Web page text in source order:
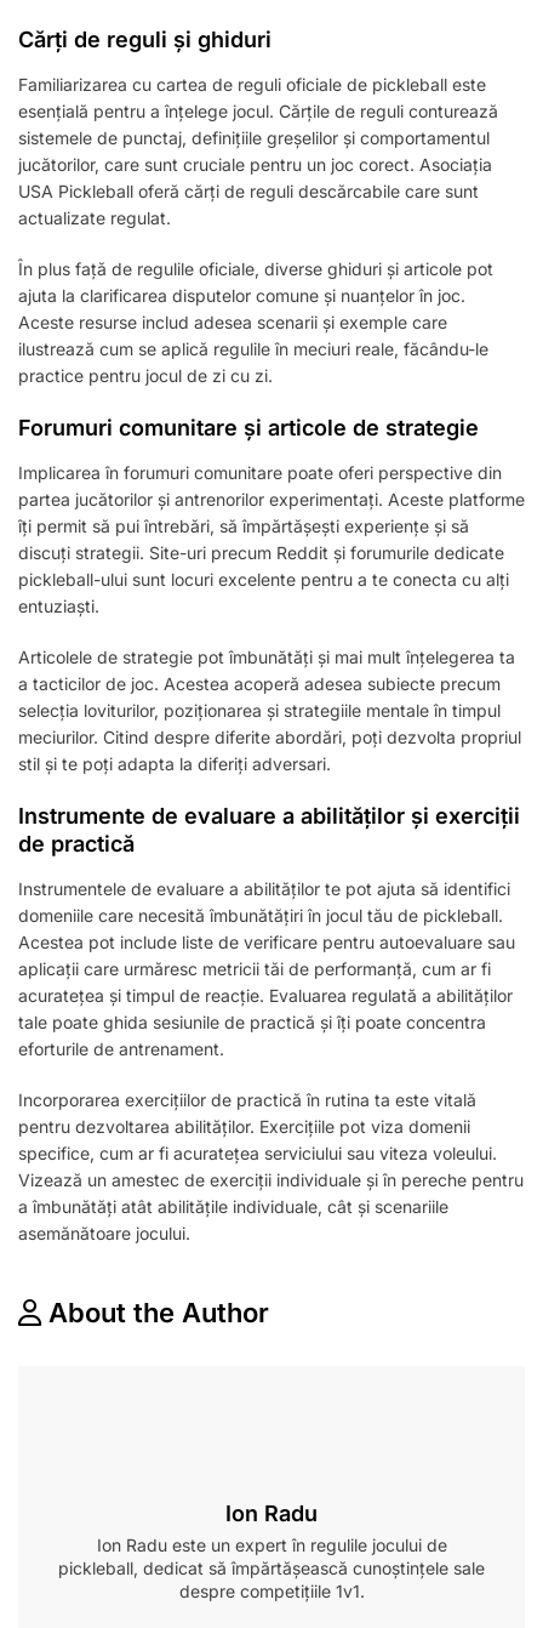
Cărți de reguli și ghiduri
Familiarizarea cu cartea de reguli oficiale de pickleball este
esențială pentru a înțelege jocul. Cărțile de reguli conturează
sistemele de punctaj, definițiile greșelilor și comportamentul
jucătorilor, care sunt cruciale pentru un joc corect. Asociația
USA Pickleball oferă cărți de reguli descărcabile care sunt
actualizate regulat.
În plus față de regulile oficiale, diverse ghiduri și articole pot
ajuta la clarificarea disputelor comune și nuanțelor în joc.
Aceste resurse includ adesea scenarii și exemple care
ilustrează cum se aplică regulile în meciuri reale, făcându-le
practice pentru jocul de zi cu zi.
Forumuri comunitare și articole de strategie
Implicarea în forumuri comunitare poate oferi perspective din
partea jucătorilor și antrenorilor experimentați. Aceste platforme
îți permit să pui întrebări, să împărtășești experiențe și să
discuți strategii. Site-uri precum Reddit și forumurile dedicate
pickleball-ului sunt locuri excelente pentru a te conecta cu alți
entuziaști.
Articolele de strategie pot îmbunătăți și mai mult înțelegerea ta
a tacticilor de joc. Acestea acoperă adesea subiecte precum
selecția loviturilor, poziționarea și strategiile mentale în timpul
meciurilor. Citind despre diferite abordări, poți dezvolta propriul
stil și te poți adapta la diferiți adversari.
Instrumente de evaluare a abilităților și exerciții
de practică
Instrumentele de evaluare a abilităților te pot ajuta să identifici
domeniile care necesită îmbunătățiri în jocul tău de pickleball.
Acestea pot include liste de verificare pentru autoevaluare sau
aplicații care urmăresc metricii tăi de performanță, cum ar fi
acuratețea și timpul de reacție. Evaluarea regulată a abilităților
tale poate ghida sesiunile de practică și îți poate concentra
eforturile de antrenament.
Incorporarea exercițiilor de practică în rutina ta este vitală
pentru dezvoltarea abilităților. Exercițiile pot viza domenii
specifice, cum ar fi acuratețea serviciului sau viteza voleului.
Vizează un amestec de exerciții individuale și în pereche pentru
a îmbunătăți atât abilitățile individuale, cât și scenariile
asemănătoare jocului.
About the Author
Ion Radu
Ion Radu este un expert în regulile jocului de
pickleball, dedicat să împărtășească cunoștințele sale
despre competițiile 1v1.